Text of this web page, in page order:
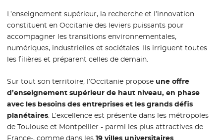
L’enseignement supérieur, la recherche et l’innovation
constituent en Occitanie des leviers puissants pour
accompagner les transitions environnementales,
numériques, industrielles et sociétales. Ils irriguent toutes
les filières et préparent celles de demain.
Sur tout son territoire, l’Occitanie propose une offre
d’enseignement supérieur de haut niveau, en phase
avec les besoins des entreprises et les grands défis
planétaires. L’excellence est présente dans les métropoles
de Toulouse et Montpellier - parmi les plus attractives de
France-, comme dans les19 villes universitaires